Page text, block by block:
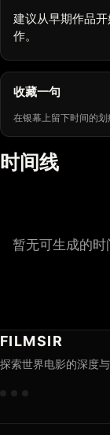
建议从早期作品
作。
收藏一句
在银幕上留下时间的划
时间线
暂无可生成的时
FILMSIR
探索世界电影的深度